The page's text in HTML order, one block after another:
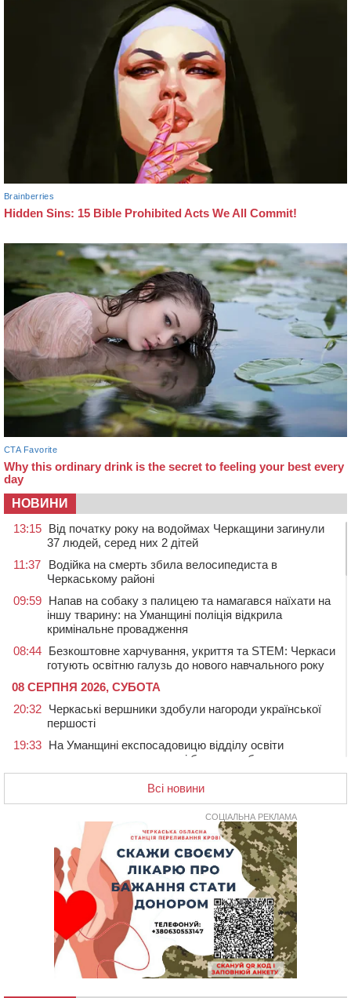
НОВИНИ
13:15 Від початку року на водоймах Черкащини загинули
37 людей, серед них 2 дітей
11:37
Водійка на смерть збила велосипедиста в
Черкаському районі
09:59 Напав на собаку з палицею та намагався наїхати на
іншу тварину: на Уманщині поліція відкрила
кримінальне провадження
08:44 Безкоштовне харчування, укриття та STEM: Черкаси
готують освітню галузь до нового навчального року
08 СЕРПНЯ 2026, СУБОТА
20:32 Черкаські вершники здобули нагороди української
першості
19:33 На Уманщині експосадовицю відділу освіти
судитимуть через завдані бюджету збитки
У Єрках прощатимуться з полеглим на Курщині
Апеляційний суд підтвердив стягнення майже 250
тис. грн шкоди за незаконний вилов риби
У Черкасах за ніч виявили 15 порушників
комендантської години та 10 нетверезих водіїв
На Золотоніщині водійка збила пішохода, який
перебігав дорогу
На Черкащині прокуратура через суд вимагає взяти
під охорону 188-річну церкву
У Смілі біля магазину під колесами вантажівки
Всі новини
СОЦІАЛЬНА РЕКЛАМА